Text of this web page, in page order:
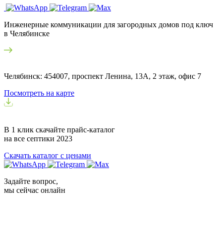
Инженерные коммуникации для загородных домов под ключ
в Челябинске
Челябинск: 454007, проспект Ленина, 13А, 2 этаж, офис 7
Посмотреть на карте
В 1 клик скачайте прайс-каталог
на все септики 2023
Скачать каталог с ценами
Задайте вопрос,
мы сейчас онлайн